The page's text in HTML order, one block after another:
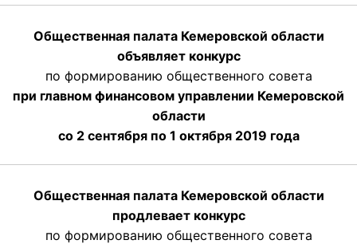
Общественная палата Кемеровской области
объявляет конкурс
по формированию общественного совета
при главном финансовом управлении Кемеровской
области
со 2 сентября по 1 октября 2019 года
Общественная палата Кемеровской области
продлевает конкурс
по формированию общественного совета